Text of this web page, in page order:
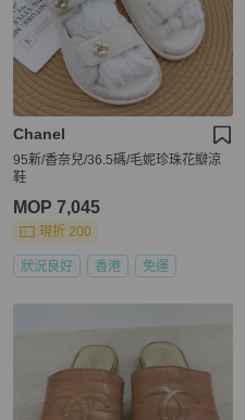
Chanel
95新/香奈兒/36.5碼/毛妮珍珠花瓣涼
鞋
MOP 7,045
現折 200
狀況良好 香港 免運